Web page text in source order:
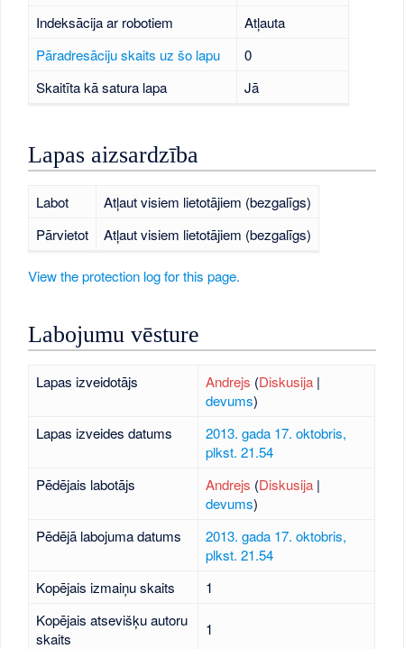
Indeksācija ar robotiem
Atļauta
Pāradresāciju skaits uz šo lapu
0
Skaitīta kā satura lapa
Jā
Lapas aizsardzība
Labot
Atļaut visiem lietotājiem (bezgalīgs)
Pārvietot
Atļaut visiem lietotājiem (bezgalīgs)
View the protection log for this page.
Labojumu vēsture
Lapas izveidotājs Andrejs (Diskusija|
devums)
Lapas izveides datums
2013. gada 17. oktobris,
plkst. 21.54
Pēdējais labotājs
Andrejs (Diskusija|
devums)
Pēdējā labojuma datums
2013. gada 17. oktobris,
plkst. 21.54
Kopējais izmaiņu skaits
1
Kopējais atsevišķu autoru
skaits
1